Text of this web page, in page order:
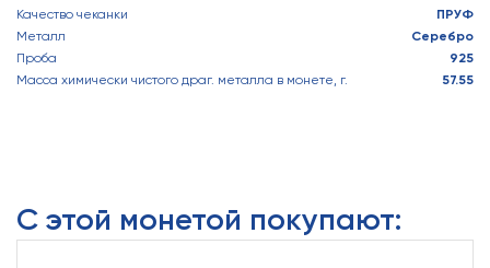
Качество чеканки
ПРУФ
Металл
Серебро
Проба
925
Масса химически чистого драг. металла в монете, г.
57.55
С этой монетой покупают: